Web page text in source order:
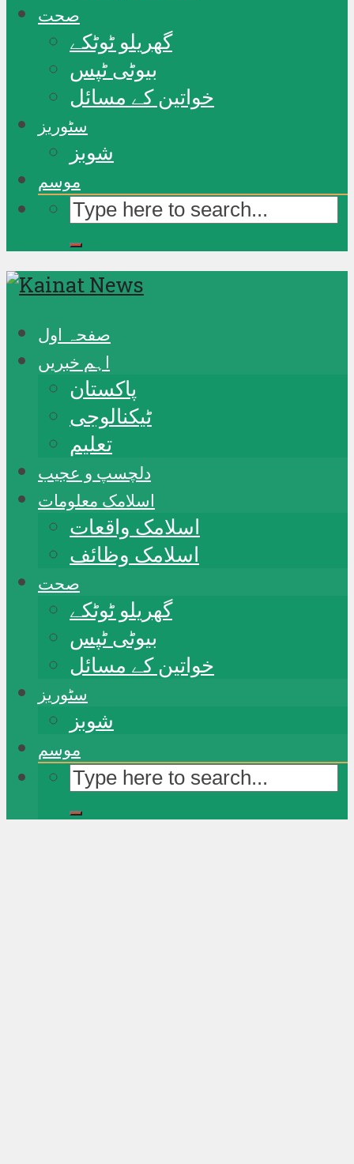
صحت
گھریلو ٹوٹکے
بیوٹی ٹپس
خواتین کے مسائل
سٹوریز
شوبز
موسم
صفحہ اول
اہم خبریں
پاکستان
ٹیکنالوجی
تعلیم
دلچسپ و عجیب
اسلامک معلومات
اسلامک واقعات
اسلامک وظائف
صحت
گھریلو ٹوٹکے
بیوٹی ٹپس
خواتین کے مسائل
سٹوریز
شوبز
موسم